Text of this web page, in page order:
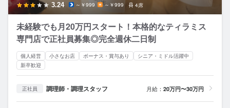
3.24 ～￥999 ～￥999 4席
未経験でも月20万円スタート！本格的なティラミス
専門店で正社員募集◎完全週休二日制
個人経営 小さなお店 ボーナス・賞与あり
シニア・ミドル活躍中
新卒歓迎
正社員 調理師・調理スタッフ 月給： 20万円〜30万円